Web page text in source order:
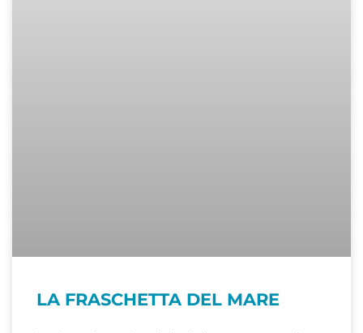
LA FRASCHETTA DEL MARE